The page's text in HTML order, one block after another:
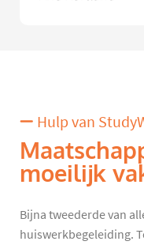
Hulp van
moeilijk
Bijna tweederde van
huiswerkbegeleiding.